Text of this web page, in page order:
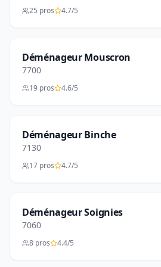
25 pros 4.7/5
Déménageur Mouscron
7700
19 pros 4.6/5
Déménageur Binche
7130
17 pros 4.7/5
Déménageur Soignies
7060
8 pros 4.4/5